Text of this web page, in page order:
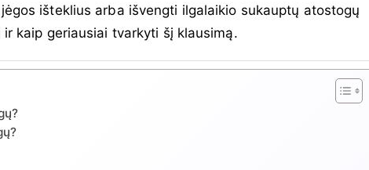
išteklius arba išvengti ilgalaikio sukauptų atostogų
kaip geriausiai tvarkyti šį klausimą.